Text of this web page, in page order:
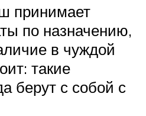
принимает
по назначению,
в чуждой
такие
берут с собой с